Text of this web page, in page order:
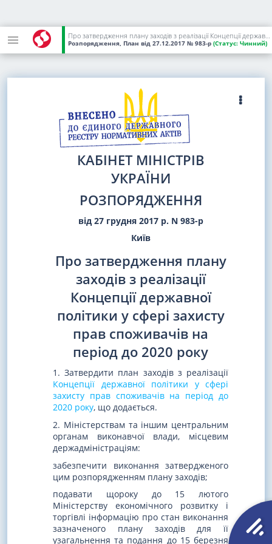
Про затвердження плану заходів з реалізації Концепції державної політики у сфері захисту прав споживачів на період до 2020 року
Розпорядження, План від 27.12.2017 № 983-р (Статус: Чинний)
КАБІНЕТ МІНІСТРІВ
УКРАЇНИ
РОЗПОРЯДЖЕННЯ
від 27 грудня 2017 р. N 983-р
Київ
Про затвердження плану
заходів з реалізації
Концепції державної
політики у сфері захисту
прав споживачів на
період до 2020 року
1. Затвердити план заходів з реалізації
Концепції державної політики у сфері
захисту прав споживачів на період до
2020 року, що додається.
2. Міністерствам та іншим центральним
органам виконавчої влади, місцевим
держадміністраціям:
забезпечити виконання затвердженого
цим розпорядженням плану заходів;
подавати щороку до 15 лютого
Міністерству економічного розвитку і
торгівлі інформацію про стан виконання
зазначеного плану заходів для її
узагальнення та подання до 15 березня